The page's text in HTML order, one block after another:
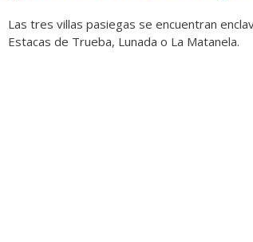
Las tres villas pasiegas se encuentran
Estacas de Trueba, Lunada o La Matanela.